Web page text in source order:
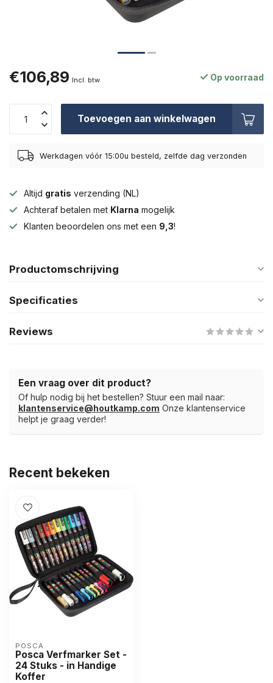
€106,89 Incl. btw Op voorraad
Toevoegen aan winkelwagen
Werkdagen vóór 15:00u besteld, zelfde dag verzonden
Altijd gratis verzending (NL)
Achteraf betalen met Klarna mogelijk
Klanten beoordelen ons met een 9,3!
Productomschrijving
Specificaties
Reviews
Een vraag over dit product?
Of hulp nodig bij het bestellen? Stuur een mail naar:
klantenservice@houtkamp.com Onze klantenservice
helpt je graag verder!
Recent bekeken
POSCA
Posca Verfmarker Set -
24 Stuks - in Handige
Koffer